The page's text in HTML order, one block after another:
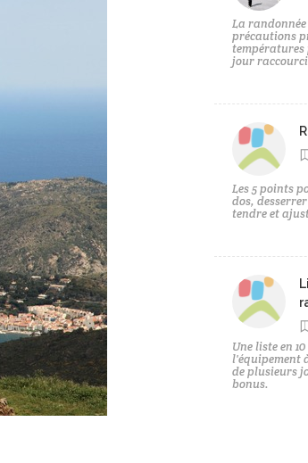
La
précautions
températures
jour
Les 5 points
dos,
tendre et
Une liste en
l'équipement
de plusieurs
bonus.